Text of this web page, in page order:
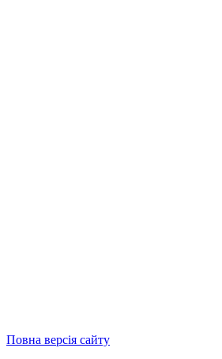
Повна версія сайту